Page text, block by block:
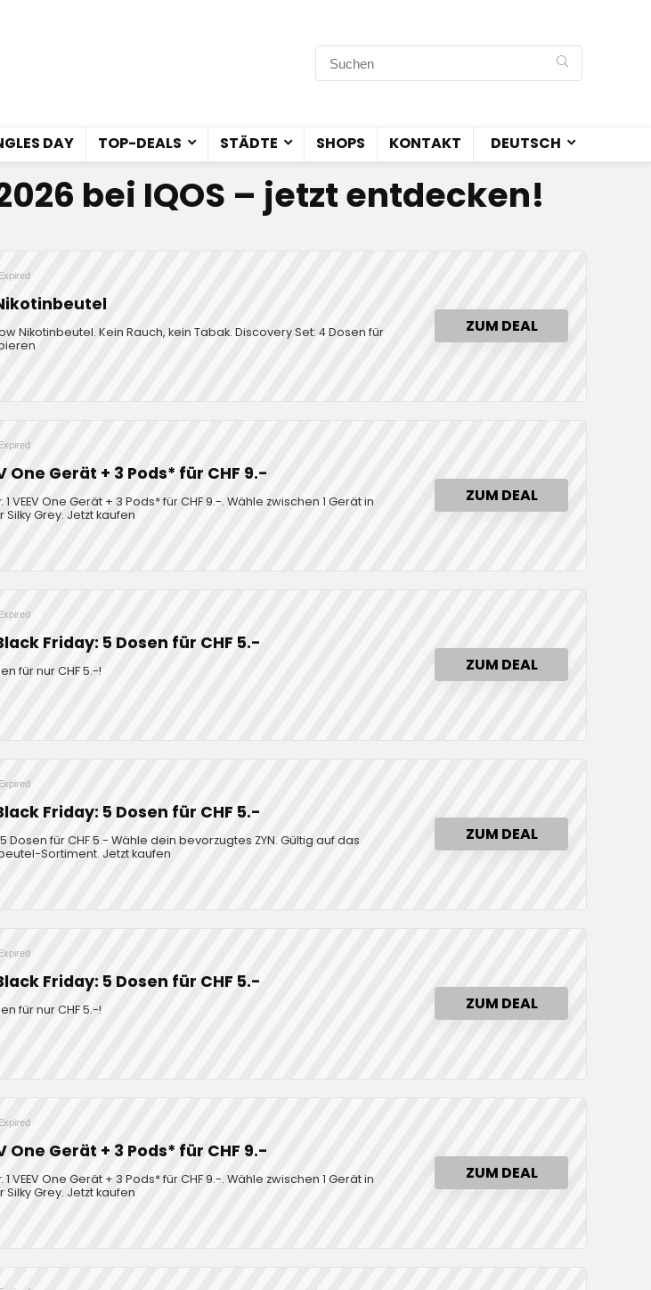
DAY TOP-DEALS STÄDTE SHOPS KONTAKT DEUTSCH
bei IQOS – jetzt entdecken!
Nikotinbeutel. Kein Rauch, kein Tabak. Discovery Set: 4 Dosen für
ZUM DEAL
One Gerät + 3 Pods* für CHF 9.-
1 VEEV One Gerät + 3 Pods* für CHF 9.-. Wähle zwischen 1 Gerät in
Grey. Jetzt kaufen
ZUM DEAL
Friday: 5 Dosen für CHF 5.-
für nur CHF 5.-! ZUM DEAL
Friday: 5 Dosen für CHF 5.-
5 Dosen für CHF 5.- Wähle dein bevorzugtes ZYN. Gültig auf das
Sortiment. Jetzt kaufen
ZUM DEAL
Friday: 5 Dosen für CHF 5.-
für nur CHF 5.-! ZUM DEAL
One Gerät + 3 Pods* für CHF 9.-
1 VEEV One Gerät + 3 Pods* für CHF 9.-. Wähle zwischen 1 Gerät in
Grey. Jetzt kaufen
ZUM DEAL